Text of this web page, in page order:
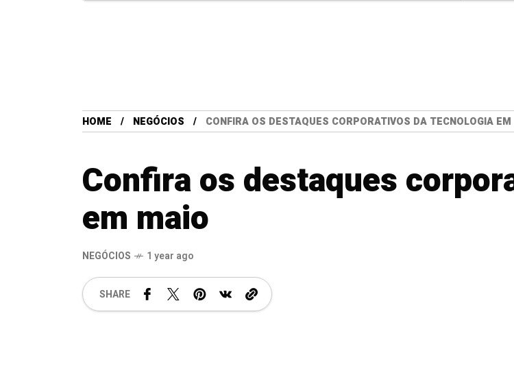
HOME NEGÓCIOS CONFIRA OS DESTAQUES CORPORATIVOS DA TECNOLOGIA
Confira os destaques
em maio
NEGÓCIOS 1 year ago
SHARE